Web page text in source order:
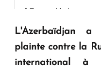
question d'un
KASA : 30 ans
L'Azerbaïdjan
plainte contre la
international à